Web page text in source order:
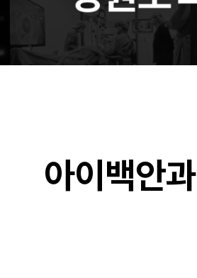
아이백안